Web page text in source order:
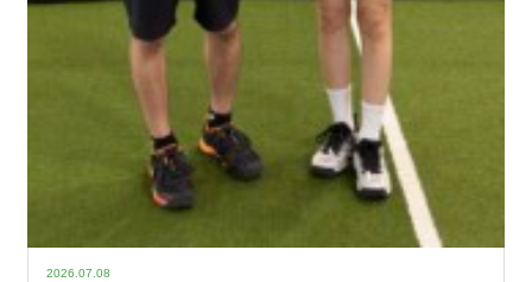
2026.07.08